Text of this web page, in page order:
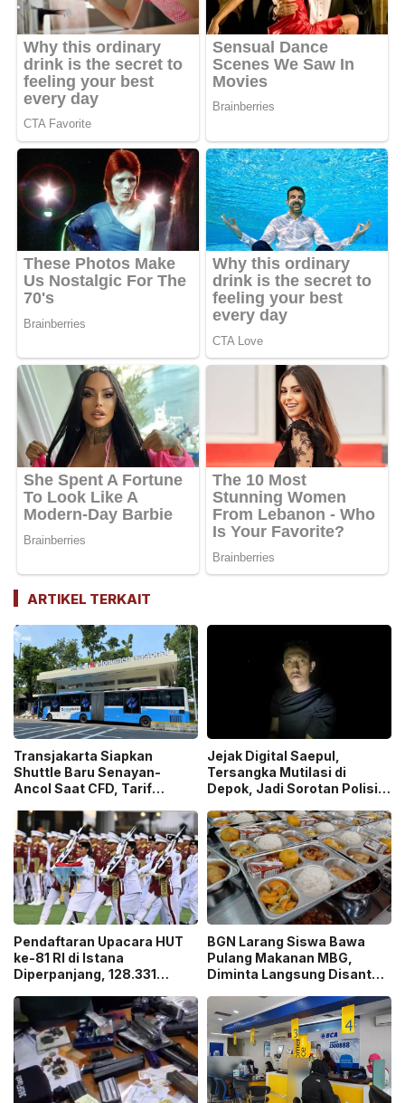
ARTIKEL TERKAIT
Transjakarta Siapkan
Shuttle Baru Senayan-
Ancol Saat CFD, Tarif
Jejak Digital Saepul,
Tersangka Mutilasi di
Depok, Jadi Sorotan Polisi
Pendaftaran Upacara HUT
ke-81 RI di Istana
Diperpanjang, 128.331
Ticket”
BGN Larang Siswa Bawa
Pulang Makanan MBG,
Diminta Langsung Disantap